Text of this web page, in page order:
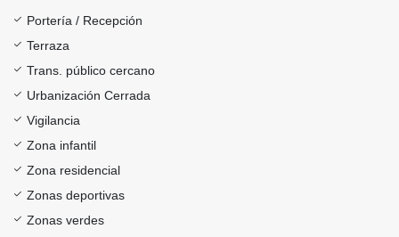
Portería / Recepción
Terraza
Trans. público cercano
Urbanización Cerrada
Vigilancia
Zona infantil
Zona residencial
Zonas deportivas
Zonas verdes